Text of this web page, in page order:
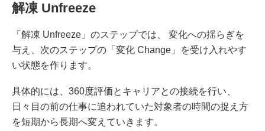
解凍 Unfreeze
「解凍 Unfreeze」のステップでは、 変化への揺らぎを
与え、次のステップの「変化 Change」を受け入れやす
い状態を作ります。
具体的には、360度評価とキャリアとの接続を行い、
日々目の前の仕事に追われていた対象者の時間の捉え方
を短期から長期へ変えていきます。